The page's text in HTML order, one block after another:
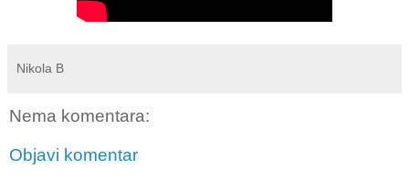
Nikola B
Nema komentara:
Objavi komentar